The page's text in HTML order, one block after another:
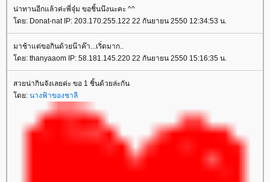
น่าทานอีกแล้วค่ะพี่จุ๋ม ขอชิ้นนึงนะคะ ^^
โดย: Donat-nat IP: 203.170.255.122 22 กันยายน 2550 12:34:53 น.
มาช้าแต่ขอกินด้วยน๊าค๊า...เริ่ดมาก..
โดย: thanyaaom IP: 58.181.145.220 22 กันยายน 2550 15:16:35 น.
สวยน่ากินจังเลยค่ะ ขอ 1 ชิ้นด้วยล่ะกัน
โดย: นางฟ้าของชาลี